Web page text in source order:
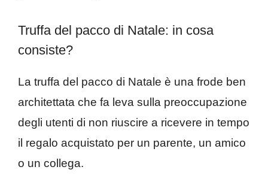
Truffa del pacco di Natale: in cosa
consiste?
La truffa del pacco di Natale è una frode ben
architettata che fa leva sulla preoccupazione
degli utenti di non riuscire a ricevere in tempo
il regalo acquistato per un parente, un amico
o un collega.